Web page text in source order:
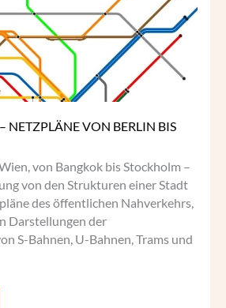
NETZPLÄNE VON BERLIN BIS
von Bangkok bis Stockholm –
von den Strukturen einer Stadt
des öffentlichen Nahverkehrs,
Darstellungen der
S-Bahnen, U-Bahnen, Trams und